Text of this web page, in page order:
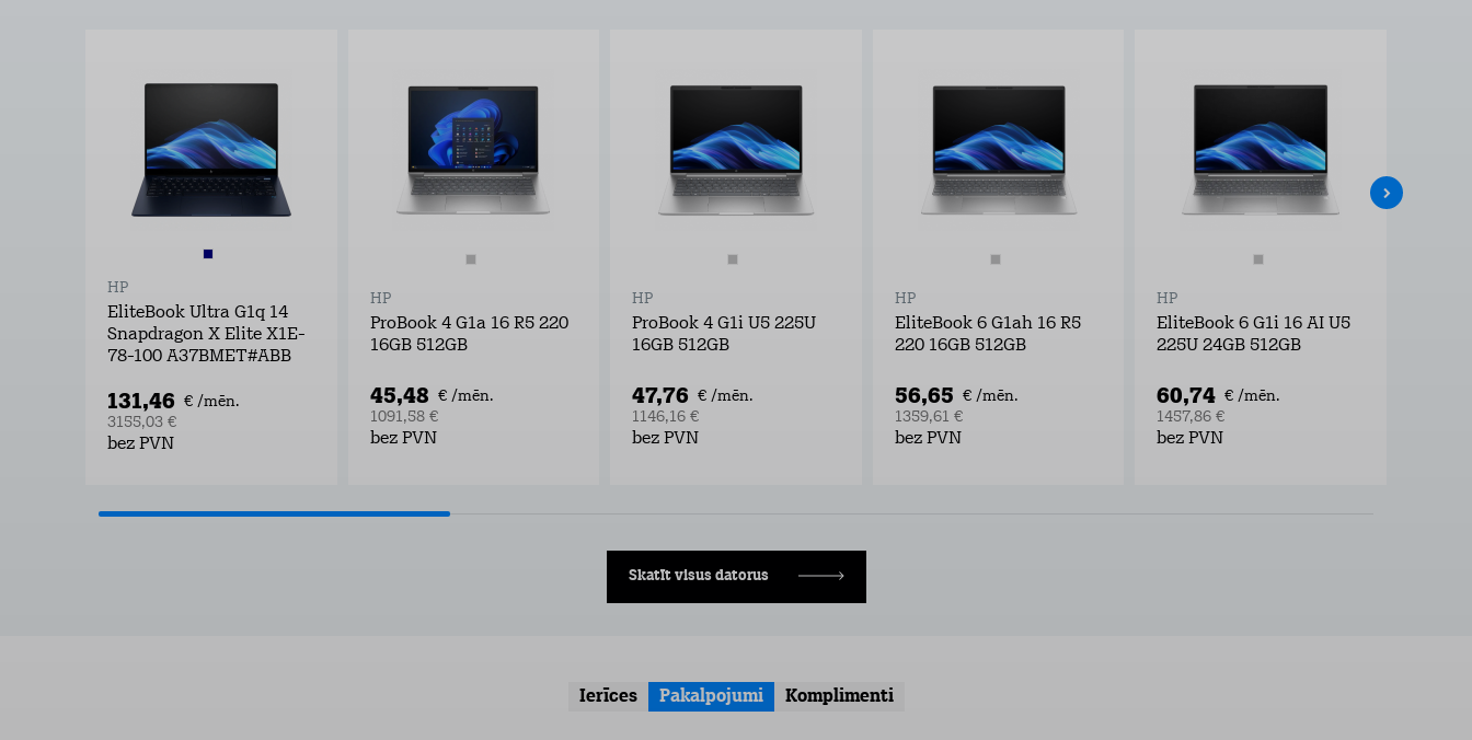
HP
EliteBook Ultra G1q 14
Snapdragon X Elite X1E-
78-100 A37BMET#ABB
131,46 € /mēn.
3155,03 €
bez PVN
HP
ProBook 4 G1a 16 R5 220
16GB 512GB
45,48 € /mēn.
1091,58 €
bez PVN
HP
ProBook 4 G1i U5 225U
16GB 512GB
47,76
€ /mēn.
1146,16 €
bez PVN
HP
EliteBook 6 G1ah 16 R5
220 16GB 512GB
56,65 € /mēn.
1359,61 €
bez PVN
HP
EliteBook 6 G1i 16 AI U5
225U 24GB 512GB
60,74 € /mēn.
1457,86 €
bez PVN
Skatīt visus datorus
Ierīces Pakalpojumi Komplimenti